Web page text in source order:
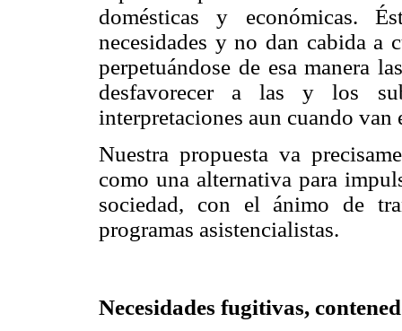
domésticas y económicas.
necesidades y no dan cabida a
perpetuándose de esa manera
desfavorecer a las y los
interpretaciones aun cuando van
Nuestra propuesta va
como una alternativa para
sociedad, con el ánimo de
programas asistencialistas.
Necesidades fugitivas,